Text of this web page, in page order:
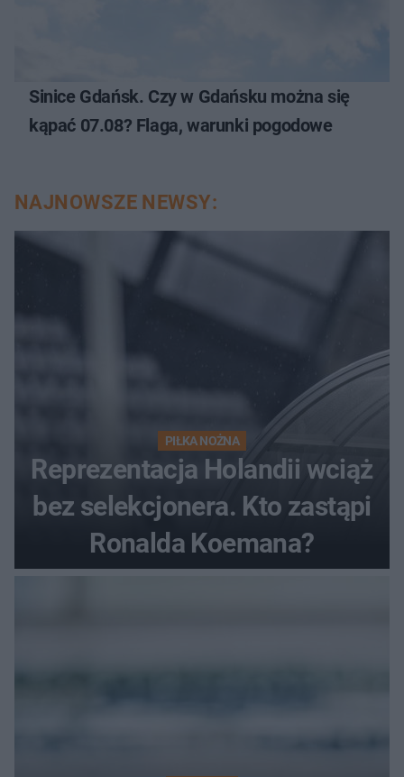
Sinice Gdańsk. Czy w Gdańsku można się
kąpać 07.08? Flaga, warunki pogodowe
NAJNOWSZE NEWSY:
PIŁKA NOŻNA
Reprezentacja Holandii wciąż
bez selekcjonera. Kto zastąpi
Ronalda Koemana?